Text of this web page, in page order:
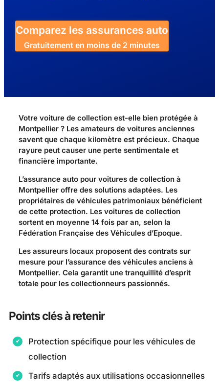
Comparez les assurances auto
Gratuitement en moins de 2 minutes
Votre voiture de collection est-elle bien protégée à
Montpellier ? Les amateurs de voitures anciennes
savent que chaque kilomètre est précieux. Chaque
rayure peut causer une perte sentimentale et
financière importante.
L’assurance auto pour voitures de collection à
Montpellier offre des solutions adaptées. Les
propriétaires de véhicules patrimoniaux bénéficient
de cette protection. Les voitures de collection
sortent en moyenne 14 fois par an, selon la
Fédération Française des Véhicules d’Epoque.
Les assureurs locaux proposent des contrats sur
mesure pour l’assurance des véhicules anciens à
Montpellier. Cela garantit une tranquillité d’esprit
totale pour les collectionneurs passionnés.
Points clés à retenir
Protection spécifique pour les véhicules de
collection
Tarifs adaptés aux utilisations occasionnelles